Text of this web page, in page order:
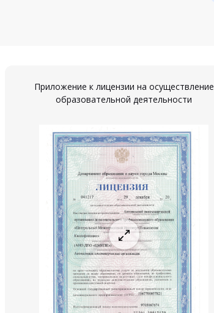
Приложение к лицензии на осуществление
образовательной деятельности